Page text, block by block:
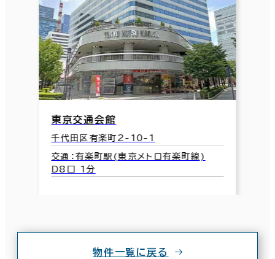
東京交通会館
千代田区有楽町2-10-1
交通：有楽町駅(東京メトロ有楽町線)
D8口 1分
物件一覧に戻る